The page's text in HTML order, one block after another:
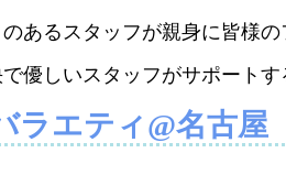
あるスタッフが親身に皆様の
優しいスタッフがサポートす
ラエティ@名古屋